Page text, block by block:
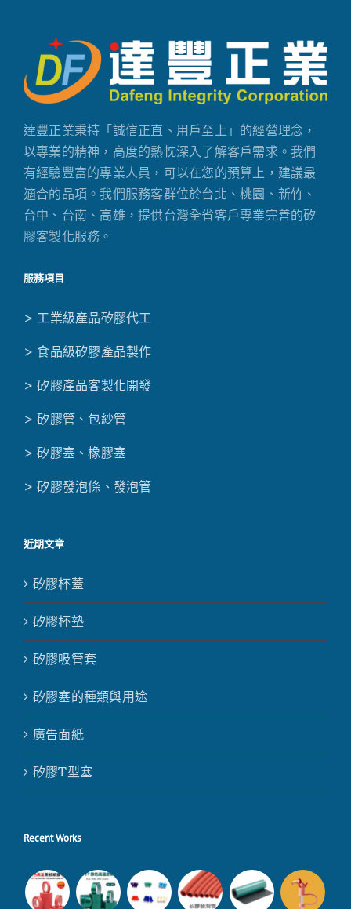
達豐正業秉持「誠信正直、用戶至上」的經營理念，
以專業的精神，高度的熱忱深入了解客戶需求。我們
有經驗豐富的專業人員，可以在您的預算上，建議最
適合的品項。我們服務客群位於台北、桃園、新竹、
台中、台南、高雄，提供台灣全省客戶專業完善的矽
膠客製化服務。
服務項目
> 工業級產品矽膠代工
> 食品級矽膠產品製作
> 矽膠產品客製化開發
> 矽膠管、包紗管
> 矽膠塞、橡膠塞
> 矽膠發泡條、發泡管
近期文章
矽膠杯蓋
矽膠杯墊
矽膠吸管套
矽膠塞的種類與用途
廣告面紙
矽膠T型塞
Recent Works